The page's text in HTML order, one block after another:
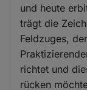
und heute
trägt die
Feldzuges,
richtet und
rücken